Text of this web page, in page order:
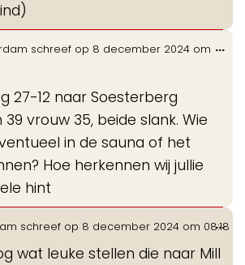
schreef op 8 december 2024 om
27-12 naar Soesterberg
vrouw 35, beide slank. Wie
in de sauna of het
Hoe herkennen wij jullie
hint
...
schreef op 8 december 2024 om 08:18
wat leuke stellen die naar Mill
...